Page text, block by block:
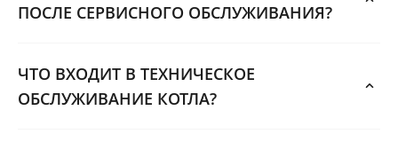
ПОСЛЕ СЕРВИСНОГО ОБСЛУЖИВАНИЯ?
ЧТО ВХОДИТ В ТЕХНИЧЕСКОЕ
ОБСЛУЖИВАНИЕ КОТЛА?